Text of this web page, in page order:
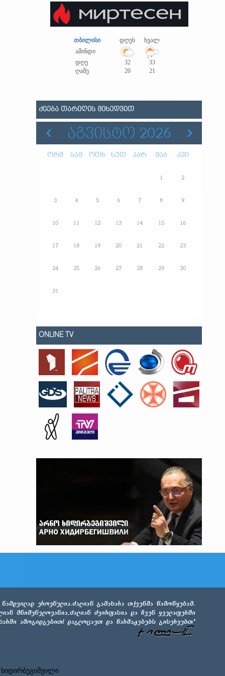
თბილისი დღეს
ხვალ
ამინდი
დღე
32
33
ღამე
20 21
ᲫᲘᲔᲑᲐ ᲗᲐᲠᲘᲦᲘᲡ ᲛᲘᲮᲔᲓᲕᲘᲗ
ᲐᲒᲕᲘᲡᲢᲝ 2026
ორშ სამ ოთხ ხუთ პარ შაბ კვი
1 2
3 4 5 6 7 8 9
10 11 12 13 14 15 16
17 18 19 20 21 22 23
24 25 26 27 28 29 30
31
ONLINE TV